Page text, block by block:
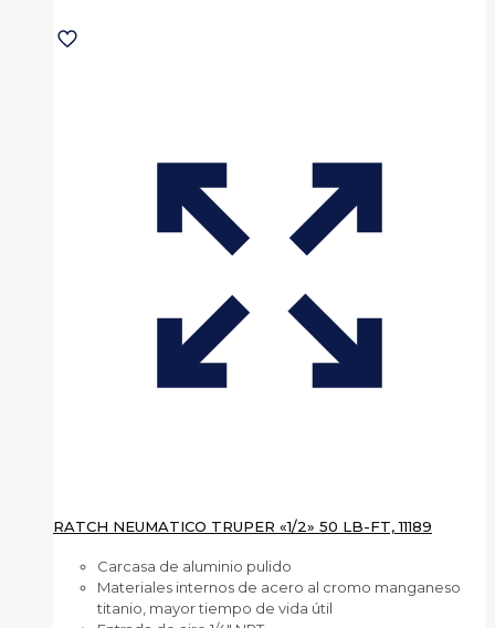
RATCH NEUMATICO TRUPER «1/2» 50 LB-FT, 11189
Carcasa de aluminio pulido
Materiales internos de acero al cromo manganeso
titanio, mayor tiempo de vida útil